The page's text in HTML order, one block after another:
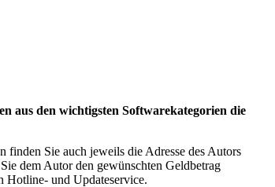
aus den wichtigsten Softwarekategorien die
Sie auch jeweils die Adresse des Autors
dem Autor den gewünschten Geldbetrag
Hotline- und Updateservice.